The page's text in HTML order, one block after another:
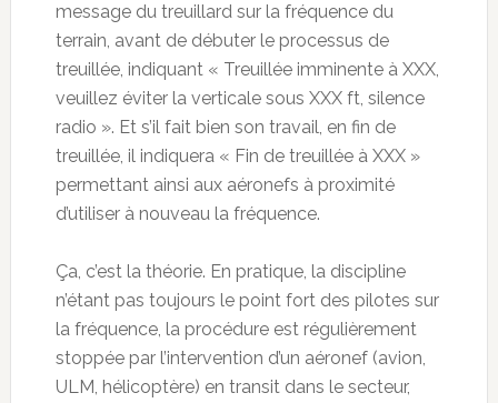
message du treuillard sur la fréquence du
terrain, avant de débuter le processus de
treuillée, indiquant « Treuillée imminente à XXX,
veuillez éviter la verticale sous XXX ft, silence
radio ». Et s’il fait bien son travail, en fin de
treuillée, il indiquera « Fin de treuillée à XXX »
permettant ainsi aux aéronefs à proximité
d’utiliser à nouveau la fréquence.
Ça, c’est la théorie. En pratique, la discipline
n’étant pas toujours le point fort des pilotes sur
la fréquence, la procédure est régulièrement
stoppée par l’intervention d’un aéronef (avion,
ULM, hélicoptère) en transit dans le secteur,